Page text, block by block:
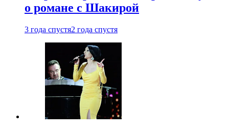
о романе с Шакирой
3 года спустя2 года спустя